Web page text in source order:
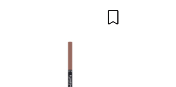
Il tuo video potrebbe essere il primo.
Consiglieresti questo acquisto?